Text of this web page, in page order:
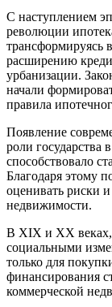
С наступлением
революции
трансформируясь
расширению
урбанизации.
начали
правила
Появление
роли государства
способствовало
Благодаря этому
оценивать риски
недвижимости.
В XIX и XX веках,
социальными
только для
финансирования
коммерческой